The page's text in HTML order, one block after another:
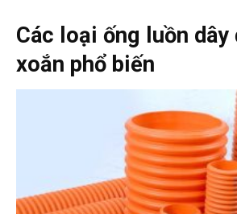
Các loại ống luồn dây
xoắn phổ biến